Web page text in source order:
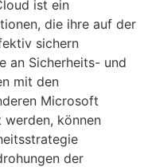
ist ein
die ihre auf der
sichern
an Sicherheits- und
mit den
Microsoft
können
der